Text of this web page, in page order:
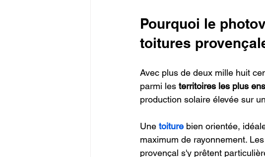
Pourquoi le
toitures
Avec plus de deux mille huit
parmi les territoires les plus
production solaire élevée sur
Une toiture bien orientée,
maximum de rayonnement.
provençal s'y prêtent